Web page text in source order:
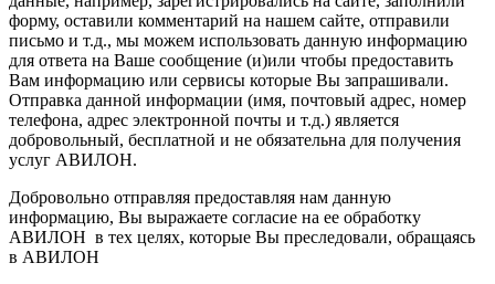
форму, оставили комментарий на нашем сайте, отправили
письмо и т.д., мы можем использовать данную информацию
для ответа на Ваше сообщение (и)или чтобы предоставить
Вам информацию или сервисы которые Вы запрашивали.
Отправка данной информации (имя, почтовый адрес, номер
телефона, адрес электронной почты и т.д.) является
добровольный, бесплатной и не обязательна для получения
услуг АВИЛОН.
Добровольно отправляя предоставляя нам данную
информацию, Вы выражаете согласие на ее обработку
АВИЛОН в тех целях, которые Вы преследовали, обращаясь
в АВИЛОН